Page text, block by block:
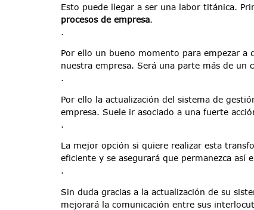
Esto puede llegar a ser una labor titánica.
procesos de empresa.
.
Por ello un bueno momento para empezar a
nuestra empresa. Será una parte más de un
.
Por ello la actualización del sistema de
empresa. Suele ir asociado a una fuerte
.
La mejor opción si quiere realizar esta
eficiente y se asegurará que permanezca así
.
Sin duda gracias a la actualización de su
mejorará la comunicación entre sus